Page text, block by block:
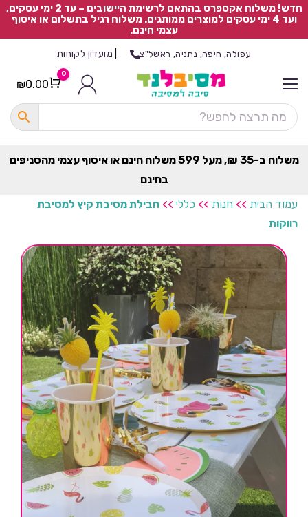
חדש! משלוח אקספרס בהתאם לרשימת היישובים – עד 2 ימי עסקים,
ועד 4 ימי עסקים למוצרים ממותגים. משלוח רגיל בתשלום או איסוף
עצמי חינם.
עפולה, חיפה, נתניה, ראשל"צ מועדון לקוחות
Cart
0
₪0.00
משלוח ב-35 ₪, מעל 599 משלוח חינם או איסוף עצמי מהסניפים
בחינם
עמוד הבית >> חנות >> כללי >> חבילת מסיבת קיץ למסיבת
רווקות